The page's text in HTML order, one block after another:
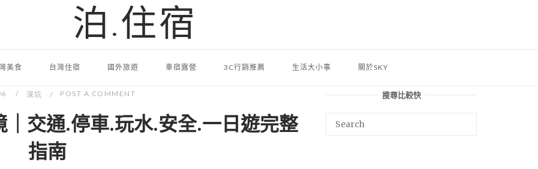
泊.住宿
美食 台灣住宿 國外旅遊 車宿露營 3C行銷推薦 生活大小事 關於SKY
深坑 POST A COMMENT
｜交通.停車.玩水.安全.一日遊完整
指南
搜尋比較快